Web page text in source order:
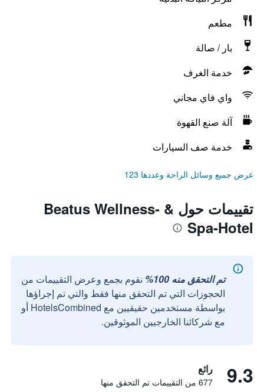
مطعم
بار / صالة
خدمة الغرف
واي فاي مجاني
آلة صنع القهوة
خدمة صف السيارات
عرض جميع وسائل الراحة وعددها 123
تقييمات حول Beatus Wellness- &
Spa-Hotel
تم التحقق منه 100%
نقوم بجمع وعرض التقييمات من
الحجوزات التي تم التحقق منها فقط والتي تم إجراؤها
بواسطة مستخدمين حقيقيين مع HotelsCombined أو
مع شركائنا الخارجيين الموثوقين.
9.3 رائع
677 من التقييمات تم التحقق منها